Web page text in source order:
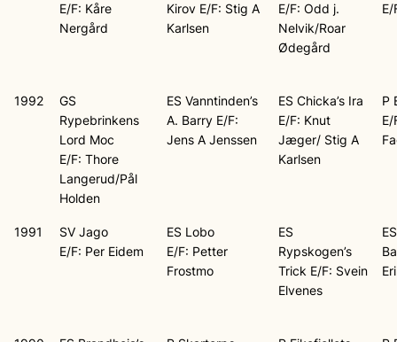
E/F: Kåre
Nergård
Kirov E/F: Stig A
Karlsen
E/F: Odd j.
Nelvik/Roar
Ødegård
E/
1992
GS
Rypebrinkens
Lord Moc
E/F: Thore
Langerud/Pål
Holden
ES Vanntinden’s
A. Barry E/F:
Jens A Jenssen
ES Chicka’s Ira
E/F: Knut
Jæger/ Stig A
Karlsen
P
E/
1991
SV Jago
E/F: Per Eidem
ES Lobo
E/F: Petter
Frostmo
ES
Rypskogen’s
Trick E/F: Svein
Elvenes